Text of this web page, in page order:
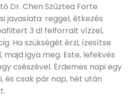
Dr. Chen Szűztea Forte
javaslata: reggel, étkezés
3 dl felforralt vízzel,
Ha szükségét érzi, ízesítse
igya meg. Este, lefekvés
csészével. Érdemes napi egy
és csak pár nap, hét után